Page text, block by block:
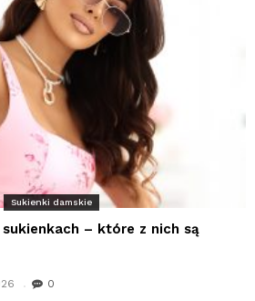
Sukienki damskie
– które z nich są
0